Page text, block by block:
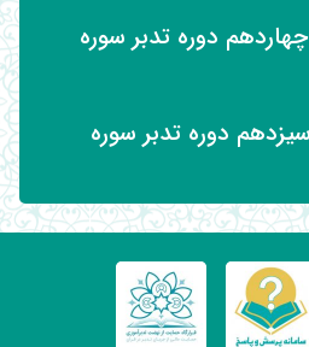
| جلسه چهاردهم دوره تدبر سوره
جلسه سیزدهم دوره تدبر سوره